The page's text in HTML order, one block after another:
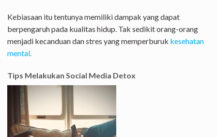
Kebiasaan itu tentunya memiliki dampak yang dapat
berpengaruh pada kualitas hidup. Tak sedikit orang-orang
menjadi kecanduan dan stres yang memperburuk kesehatan
mental.
Tips Melakukan Social Media Detox